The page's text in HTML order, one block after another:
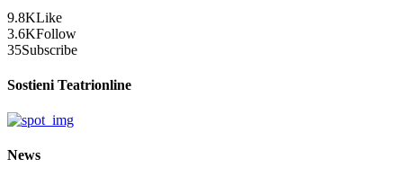
9.8KLike
3.6KFollow
35Subscribe
Sostieni Teatrionline
News